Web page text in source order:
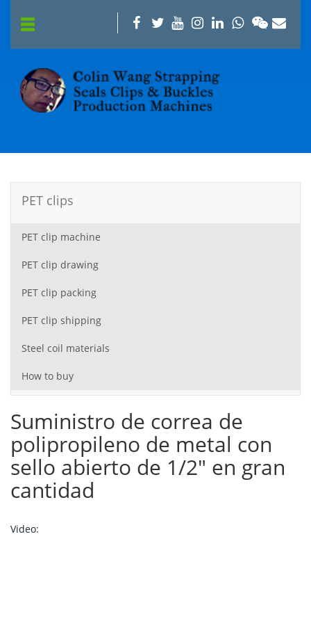
PET clips
PET clip machine
PET clip drawing
PET clip packing
PET clip shipping
Steel coil materials
How to buy
Suministro de correa de
polipropileno de metal con
sello abierto de 1/2" en gran
cantidad
Video: